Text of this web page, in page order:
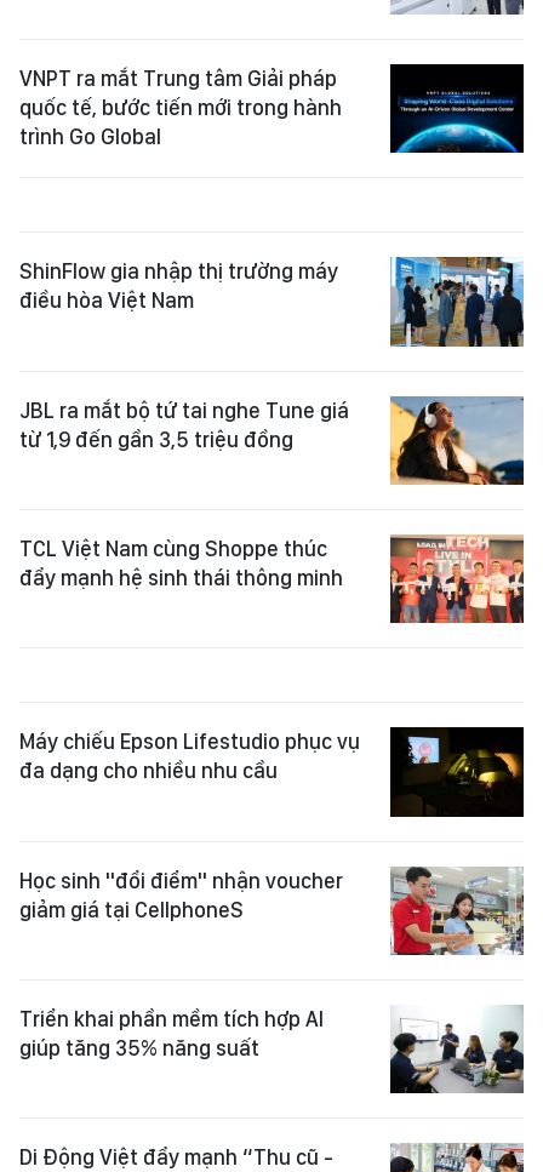
VNPT ra mắt Trung tâm Giải pháp
quốc tế, bước tiến mới trong hành
trình Go Global
ShinFlow gia nhập thị trường máy
điều hòa Việt Nam
JBL ra mắt bộ tứ tai nghe Tune giá
từ 1,9 đến gần 3,5 triệu đồng
TCL Việt Nam cùng Shoppe thúc
đẩy mạnh hệ sinh thái thông minh
Máy chiếu Epson Lifestudio phục vụ
đa dạng cho nhiều nhu cầu
Học sinh "đổi điểm" nhận voucher
giảm giá tại CellphoneS
Triển khai phần mềm tích hợp AI
giúp tăng 35% năng suất
Di Động Việt đẩy mạnh “Thu cũ -